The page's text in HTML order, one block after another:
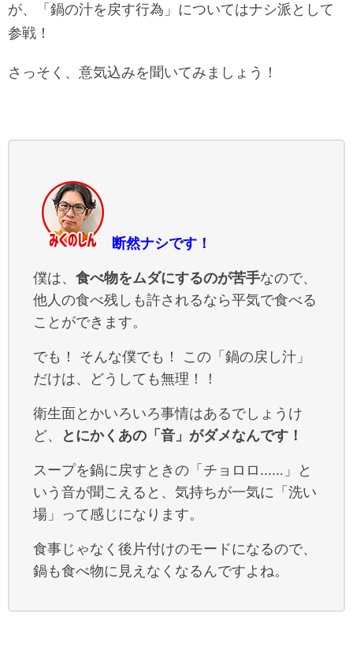
が、「鍋の汁を戻す行為」についてはナシ派として
参戦！
さっそく、意気込みを聞いてみましょう！
断然ナシです！
僕は、 食べ物をムダにするのが苦手なので、
他人の食べ残しも許されるなら平気で食べる
ことができます。
でも！ そんな僕でも！ この「鍋の戻し汁」
だけは、どうしても無理！！
衛生面とかいろいろ事情はあるでしょうけ
ど、
とにかくあの「音」がダメなんです！
スープを鍋に戻すときの「チョロロ……」と
いう音が聞こえると、気持ちが一気に「洗い
場」って感じになります。
食事じゃなく後片付けのモードになるので、
鍋も食べ物に見えなくなるんですよね。